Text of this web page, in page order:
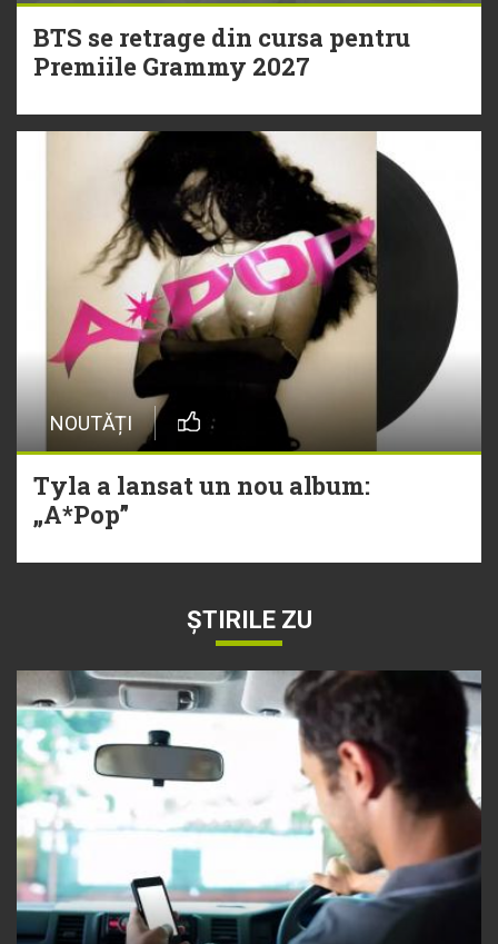
BTS se retrage din cursa pentru
Premiile Grammy 2027
NOUTĂȚI
Tyla a lansat un nou album:
„A*Pop”
ȘTIRILE ZU